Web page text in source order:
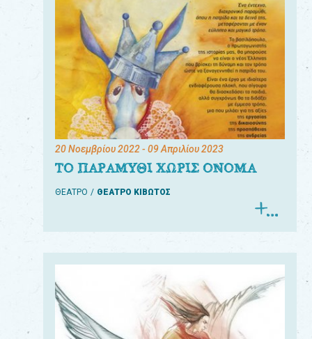
20 Νοεμβρίου 2022- 09 Απριλίου 2023
ΤΟ ΠΑΡΑΜΥΘΙ ΧΩΡΙΣ ΟΝΟΜΑ
ΘΕΑΤΡΟ ΘΕΑΤΡΟ ΚΙΒΩΤΟΣ